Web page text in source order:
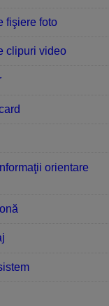
fişiere foto
clipuri video
orientare